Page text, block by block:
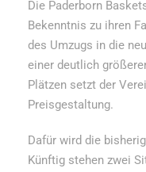
Die Paderborn
Bekenntnis zu ihren
des Umzugs in die
einer deutlich
Plätzen setzt der
Preisgestaltung.
Dafür wird die
Künftig stehen zwei